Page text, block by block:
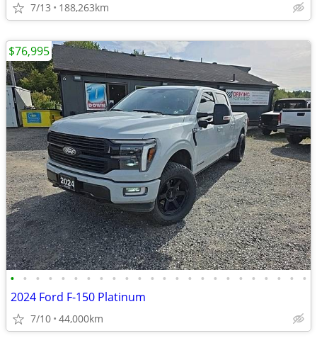
7/13 188,263km
• • • • • • • • • • • • • • • • • • • • • • • •
2024 Ford F-150 Platinum
7/10 44,000km
$76,995